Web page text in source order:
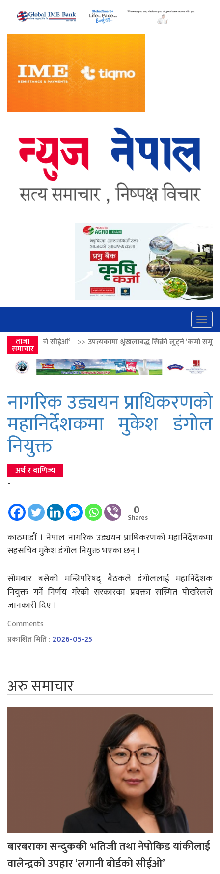
ताजा
समाचार
>>उपत्यकामा श्रृंखलाबद्ध सिक्री लुट्ने ‘कर्मा समूह’का नाइकेसहित पाँच
नागरिक उड्ययन प्राधिकरणको
महानिर्देशकमा मुकेश डंगोल
नियुक्त
अर्थ र बाणिज्य
-
0
Shares
काठमाडौं । नेपाल नागरिक उड्ययन प्राधिकरणको महानिर्देशकमा
सहसचिव मुकेश डंगोल नियुक्त भएका छन् ।
सोमबार बसेको मन्त्रिपरिषद् बैठकले डंगोललाई महानिर्देशक
नियुक्त गर्ने निर्णय गरेको सरकारका प्रवक्ता सस्मित पोखरेलले
जानकारी दिए ।
Comments
प्रकाशित मिति :2026-05-25
अरु समाचार
बारबराका सन्दुककी भतिजी तथा नेपोकिड यांकीलाई
वालेन्द्रको उपहार ‘लगानी बोर्डको सीईओ’